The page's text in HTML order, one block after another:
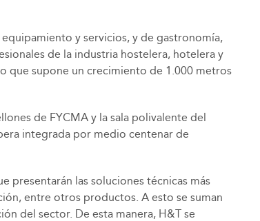
y servicios, y de gastronomía,
de la industria hostelera, hotelera y
que supone un crecimiento de 1.000 metros
de FYCMA y la sala polivalente del
integrada por medio centenar de
presentarán las soluciones técnicas más
entre otros productos. A esto se suman
del sector. De esta manera, H&T se